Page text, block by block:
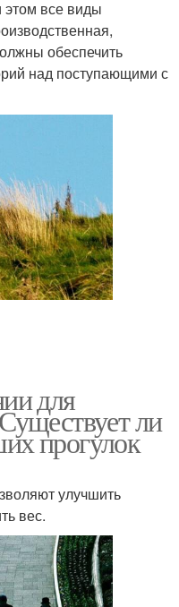
этом все виды
обеспечить
над поступающими с
для
ли
прогулок
улучшить
вес.